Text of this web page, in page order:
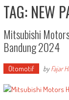
TAG: NEW
Mitsubishi
Bandung 2024
Otomotif byFajar